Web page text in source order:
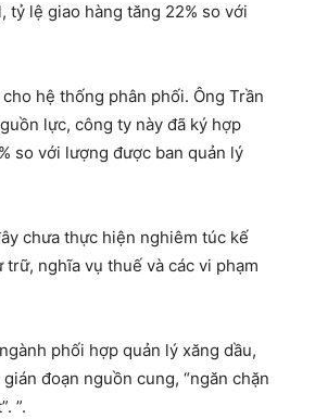
tỷ lệ giao hàng tăng 22% so với
hệ thống phân phối. Ông Trần
lực, công ty này đã ký hợp
so với lượng được ban quản lý
chưa thực hiện nghiêm túc kế
nghĩa vụ thuế và các vi phạm
phối hợp quản lý xăng dầu,
đoạn nguồn cung, “ngăn chặn
”.